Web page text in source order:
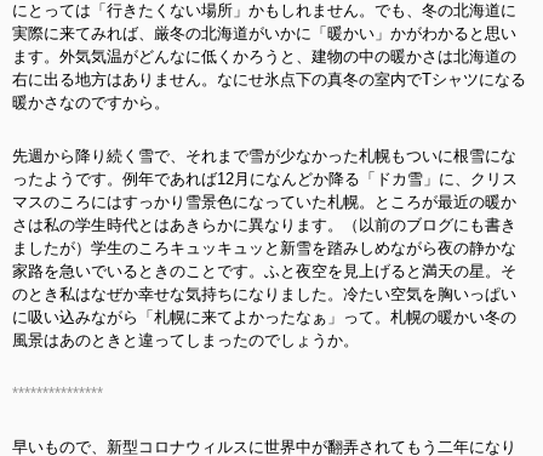
にとっては「行きたくない場所」かもしれません。でも、冬の北海道に
実際に来てみれば、厳冬の北海道がいかに「暖かい」かがわかると思い
ます。外気気温がどんなに低くかろうと、建物の中の暖かさは北海道の
右に出る地方はありません。なにせ氷点下の真冬の室内でTシャツになる
暖かさなのですから。
先週から降り続く雪で、それまで雪が少なかった札幌もついに根雪にな
ったようです。例年であれば12月になんどか降る「ドカ雪」に、クリス
マスのころにはすっかり雪景色になっていた札幌。ところが最近の暖か
さは私の学生時代とはあきらかに異なります。（以前のブログにも書き
ましたが）学生のころキュッキュッと新雪を踏みしめながら夜の静かな
家路を急いでいるときのことです。ふと夜空を見上げると満天の星。そ
のとき私はなぜか幸せな気持ちになりました。冷たい空気を胸いっぱい
に吸い込みながら「札幌に来てよかったなぁ」って。札幌の暖かい冬の
風景はあのときと違ってしまったのでしょうか。
***************
早いもので、新型コロナウィルスに世界中が翻弄されてもう二年になり